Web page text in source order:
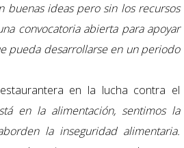
buenas ideas pero sin los recursos
convocatoria abierta para apoyar
pueda desarrollarse en un periodo
en la lucha contra el
en la alimentación, sentimos la
la inseguridad alimentaria.